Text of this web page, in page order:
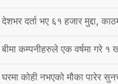
देशभर दर्ता भए ६१ हजार मुद्दा,
बीमा कम्पनीहरुले एक वर्षमा गरे १
घरमा कोही नभएको मौका पारेर